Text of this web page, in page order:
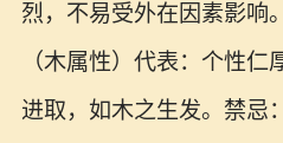
烈，不易受外在因素影响
（木属性）代表：个性
进取，如木之生发。禁忌